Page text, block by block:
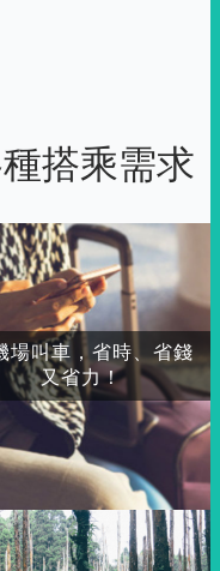
搭乘需求
場叫車，省時、省錢
又省力！